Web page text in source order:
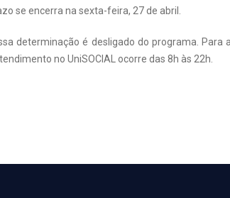
se encerra na sexta-feira, 27 de abril.
determinação é desligado do programa. Para
no UniSOCIAL ocorre das 8h às 22h.